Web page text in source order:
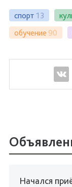
спорт 13
обучение 90
Начался